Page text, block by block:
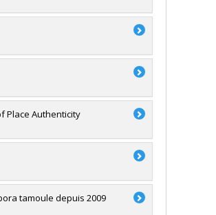
Place Authenticity
tamoule depuis 2009